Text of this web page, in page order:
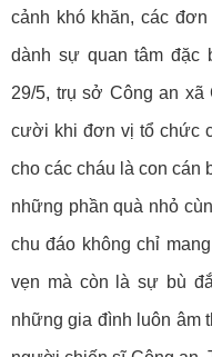
cảnh khó khăn, các
dành sự quan tâm đặc
29/5, trụ sở Công an xã
cười khi đơn vị tổ chức
cho các cháu là con cán
những phần quà nhỏ
chu đáo không chỉ
vẹn mà còn là sự bù
những gia đình luôn âm